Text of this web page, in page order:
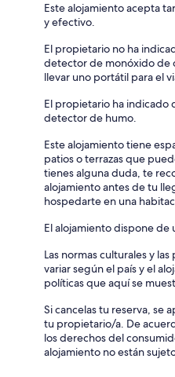
Este alojamiento acepta
y efectivo.
El propietario no ha
detector de monóxido de
llevar uno portátil para el
El propietario ha indicado
detector de humo.
Este alojamiento tiene
patios o terrazas que
tienes alguna duda, te
alojamiento antes de tu
hospedarte en una
El alojamiento dispone de
Las normas culturales y
variar según el país y el
políticas que aquí se
Si cancelas tu reserva, se
tu propietario/a. De
los derechos del
alojamiento no están